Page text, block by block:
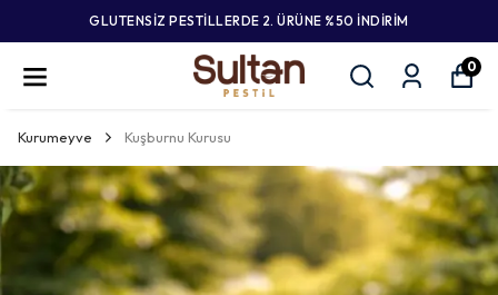
GLUTENSİZ PESTİLLERDE 2. ÜRÜNE %50 İNDİRİM
0
Kurumeyve Kuşburnu Kurusu